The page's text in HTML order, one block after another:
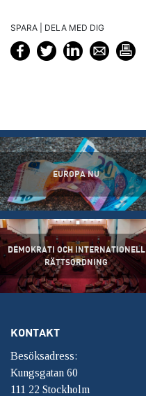
SPARA | DELA MED DIG
EUROPA NU
DEMOKRATI OCH INTERNATIONELL
RÄTTSORDNING
KONTAKT
Besöksadress:
Kungsgatan 60
111 22 Stockholm